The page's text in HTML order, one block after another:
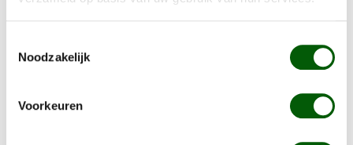
Noodzakelijk
Voorkeuren
Productgalerij overslaan
Misschien is dit is voor jouw viervoeter?